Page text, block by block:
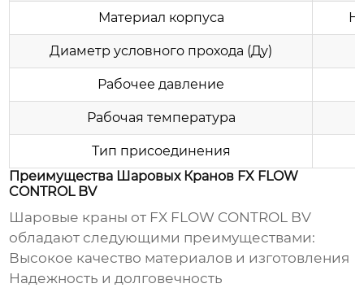
Материал корпуса
Диаметр условного прохода (Ду)
Рабочее давление
Рабочая температура
Тип присоединения
Преимущества Шаровых Кранов FX FLOW
CONTROL BV
Шаровые краны от FX FLOW CONTROL BV
обладают следующими преимуществами:
Высокое качество материалов и изготовления
Надежность и долговечность